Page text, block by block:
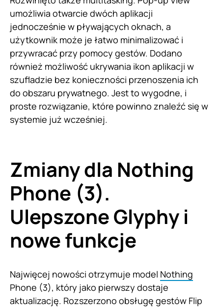
umożliwia otwarcie dwóch aplikacji
jednocześnie w pływających oknach, a
użytkownik może je łatwo minimalizować i
przywracać przy pomocy gestów. Dodano
również możliwość ukrywania ikon aplikacji w
szufladzie bez konieczności przenoszenia ich
do obszaru prywatnego. Jest to wygodne, i
proste rozwiązanie, które powinno znaleźć się w
systemie już wcześniej.
Zmiany dla Nothing
Phone (3).
Ulepszone Glyphy i
nowe funkcje
Najwięcej nowości otrzymuje model Nothing
Phone (3), który jako pierwszy dostaje
aktualizację. Rozszerzono obsługę gestów Flip